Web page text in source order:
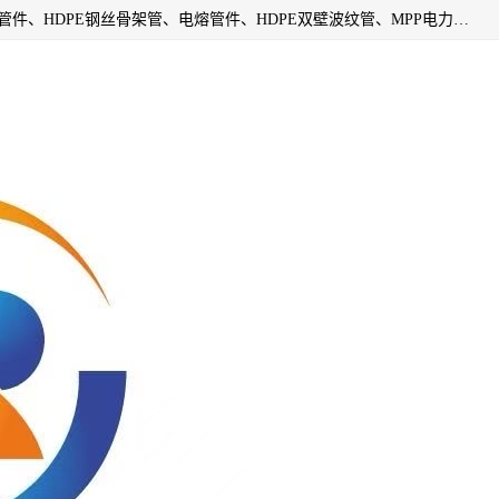
深圳市鑫润通管业有限公司专业生产批发：HDPE管材、热熔管件、HDPE钢丝骨架管、电熔管件、HDPE双壁波纹管、MPP电力管、井盖、PVC管材管件、PPR管材管件等；公司自创建以来，始终秉承“团结、务实、创新、守信”的服务宗旨，凭借专业的服务以及多年的勤奋拼搏，发展成为一家专业销售各种管材管件，绝缘电工套管及配件等系列产品的贸易公司。